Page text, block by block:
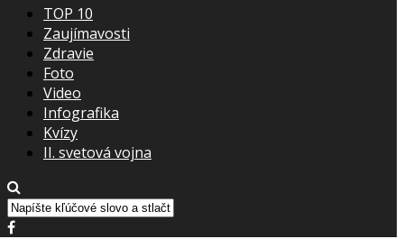
TOP 10
Zaujímavosti
Zdravie
Foto
Video
Infografika
Kvízy
II. svetová vojna